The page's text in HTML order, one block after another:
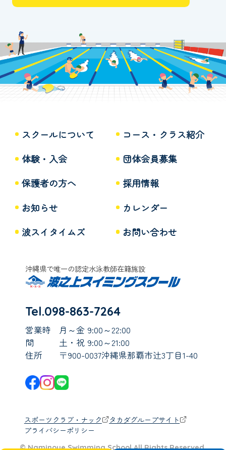
スクールについて
コース・クラス紹介
体験・入会
団体会員募集
保護者の方へ
採用情報
お知らせ
カレンダー
波スイタイムズ
お問い合わせ
沖縄県で唯一の認定水泳教師在籍施設
Tel.098-863-7264
営業時
間
月～金 9:00～22:00
土・祝 9:00～21:00
住所
〒900-0037沖縄県那覇市辻3丁目1-40
スポーツクラブ・ナック
タカダグループサイト
プライバシーポリシー
© Naminoue Swimming School All Rights Reserved.